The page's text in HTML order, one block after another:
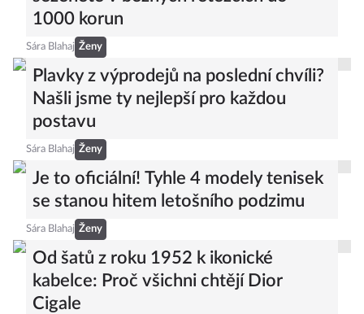
1000 korun
Sára Blahaj Ženy
Plavky z výprodejů na poslední chvíli?
Našli jsme ty nejlepší pro každou
postavu
Sára Blahaj Ženy
Je to oficiální! Tyhle 4 modely tenisek
se stanou hitem letošního podzimu
Sára Blahaj Ženy
Od šatů z roku 1952 k ikonické
kabelce: Proč všichni chtějí Dior
Cigale